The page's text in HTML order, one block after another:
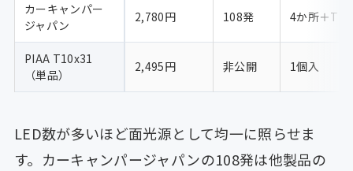
カーキャンパー
ジャパン
2,780円 108発 4か所＋
PIAA T10x31
（単品）
2,495円 非公開 1個入
LED数が多いほど面光源として均一に照らせま
す。カーキャンパージャパンの108発は他製品の